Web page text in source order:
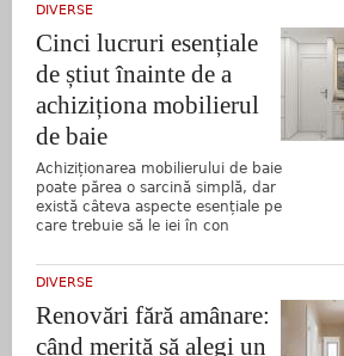
DIVERSE
Cinci lucruri esențiale
de știut înainte de a
achiziționa mobilierul
de baie
Achiziționarea mobilierului de baie
poate părea o sarcină simplă, dar
există câteva aspecte esențiale pe
care trebuie să le iei în con
DIVERSE
Renovări fără amânare:
când merită să alegi un